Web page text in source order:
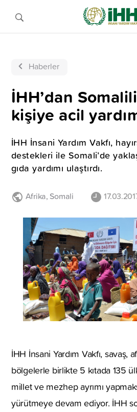
Haberler
İHH’dan
kişiye acil
İHH İnsani Yardım Vakfı,
destekleri ile Somali’de
gıda yardımı ulaştırdı.
Afrika, Somali
İHH İnsani Yardım Vakfı, savaş,
bölgelerle birlikte 5 kıtada 135
millet ve mezhep ayrımı
yürütmeye devam ediyor. İHH